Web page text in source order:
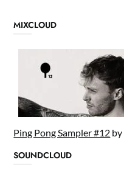
MIXCLOUD
Ping Pong Sampler #12 by
SOUNDCLOUD